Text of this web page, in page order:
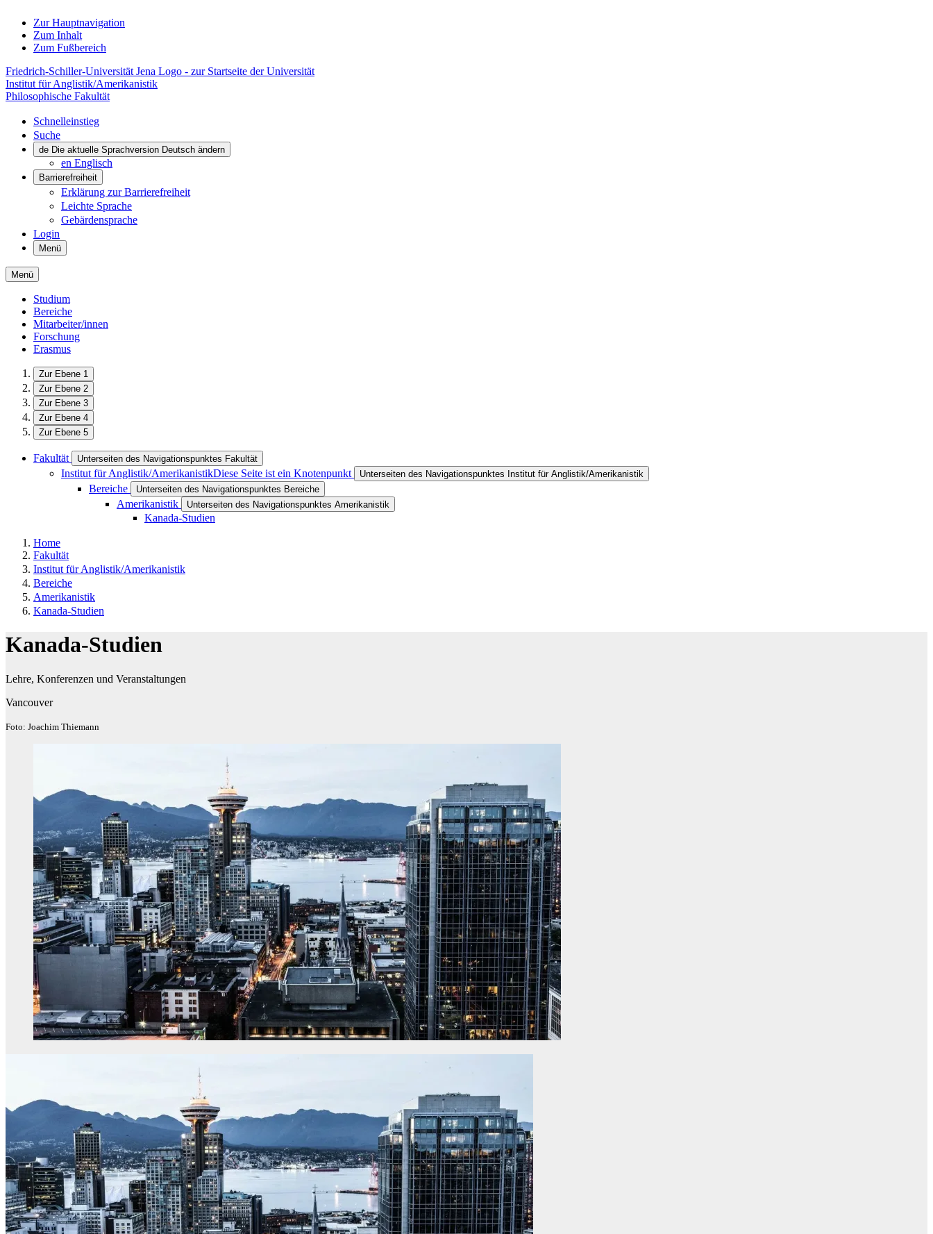
Zur Hauptnavigation
Zum Inhalt
Zum Fußbereich
Friedrich-Schiller-Universität Jena Logo - zur Startseite der Universität
Institut für Anglistik/Amerikanistik
Philosophische Fakultät
Schnelleinstieg
Suche
de Die aktuelle Sprachversion Deutsch ändern
en Englisch
Barrierefreiheit
Erklärung zur Barrierefreiheit
Leichte Sprache
Gebärdensprache
Login
Menü
Menü
Studium
Bereiche
Mitarbeiter/innen
Forschung
Erasmus
Zur Ebene 1
Zur Ebene 2
Zur Ebene 3
Zur Ebene 4
Zur Ebene 5
Fakultät Unterseiten des Navigationspunktes Fakultät
Institut für Anglistik/AmerikanistikDiese Seite ist ein Knotenpunkt Unterseiten des Navigationspunktes Institut für Anglistik/Amerikanistik
Bereiche Unterseiten des Navigationspunktes Bereiche
Amerikanistik Unterseiten des Navigationspunktes Amerikanistik
Kanada-Studien
Home
Fakultät
Institut für Anglistik/Amerikanistik
Bereiche
Amerikanistik
Kanada-Studien
Kanada-Studien
Lehre, Konferenzen und Veranstaltungen
Vancouver
Foto: Joachim Thiemann